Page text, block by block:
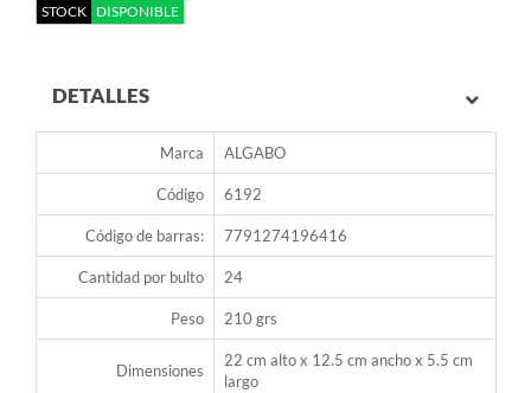
STOCK DISPONIBLE
DETALLES
Marca ALGABO
Código 6192
Código de barras: 7791274196416
Cantidad por bulto 24
Peso 210 grs
Dimensiones
22 cm alto x 12.5 cm ancho x 5.5 cm
largo